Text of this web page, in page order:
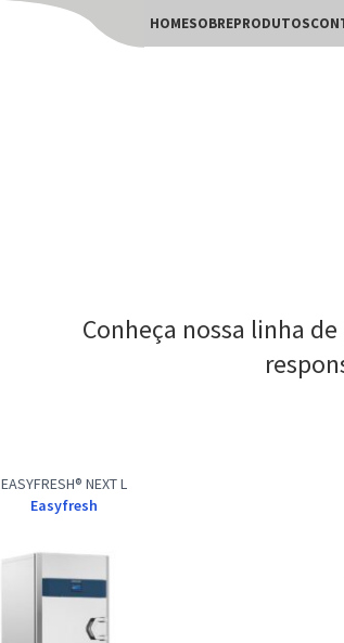
HOMESOBREPRODUTOS
Conheça nossa linha
EASYFRESH® NEXT L
Easyfresh